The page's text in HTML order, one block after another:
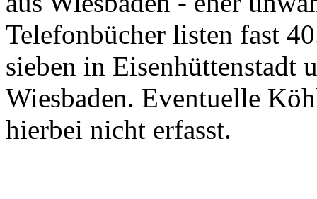
Telefonbücher listen fast
sieben in Eisenhüttenstadt
Wiesbaden. Eventuelle
hierbei nicht erfasst.